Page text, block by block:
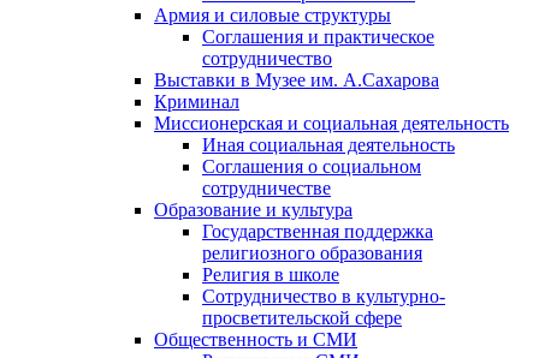
Армия и силовые структуры
Соглашения и практическое
сотрудничество
Выставки в Музее им. А.Сахарова
Криминал
Миссионерская и социальная деятельность
Иная социальная деятельность
Соглашения о социальном
сотрудничестве
Образование и культура
Государственная поддержка
религиозного образования
Религия в школе
Сотрудничество в культурно-
просветительской сфере
Общественность и СМИ